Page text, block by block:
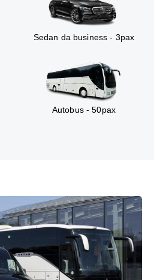
Sedan da business - 3pax
Autobus - 50pax